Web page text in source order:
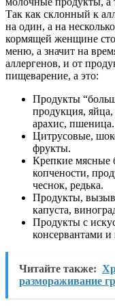
Так как склонный к
на один, а на
кормящей женщине
меню, а значит на
аллергенов, и от
пищеварение, а это:
Продукты
продукция,
арахис, пшеница.
Цитрусовые,
фрукты.
Крепкие мясные
копчености,
чеснок, редька.
Продукты,
капуста,
Продукты с
консервантами и
Читайте также:
размораживание